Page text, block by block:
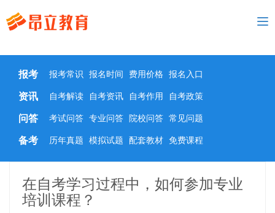
报考 报考常识 报名时间 费用价格 报名入口
资讯 自考解读 自考资讯 自考作用 自考政策
问答 考试问答 专业问答 院校问答 常见问题
备考 历年真题 模拟试题 配套教材 免费课程
在自考学习过程中，如何参加专业
培训课程？